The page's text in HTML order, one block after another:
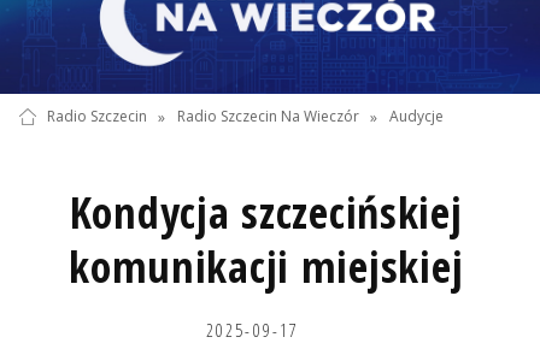
Radio Szczecin » Radio Szczecin Na Wieczór » Audycje
Kondycja szczecińskiej
komunikacji miejskiej
2025-09-17